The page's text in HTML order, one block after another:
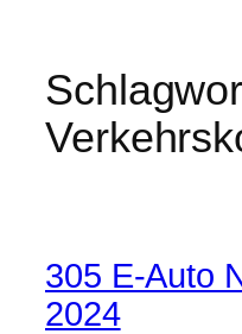
305 E-Auto
2024